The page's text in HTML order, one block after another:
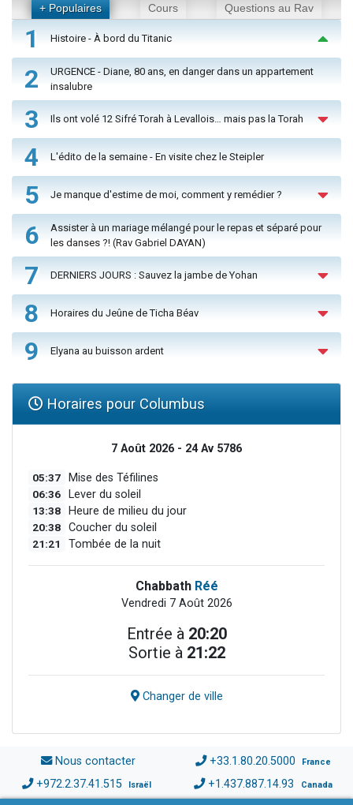
+ Populaires Cours Questions au Rav
1 Histoire - À bord du Titanic
2
URGENCE - Diane, 80 ans, en danger dans un appartement
insalubre
3 Ils ont volé 12 Sifré Torah à Levallois… mais pas la Torah
4 L'édito de la semaine - En visite chez le Steipler
5 Je manque d'estime de moi, comment y remédier ?
6
Assister à un mariage mélangé pour le repas et séparé pour
les danses ?! (Rav Gabriel DAYAN)
7 DERNIERS JOURS : Sauvez la jambe de Yohan
8 Horaires du Jeûne de Ticha Béav
9 Elyana au buisson ardent
Horaires pour Columbus
7 Août 2026 - 24 Av 5786
05:37 Mise des Téfilines
06:36 Lever du soleil
13:38 Heure de milieu du jour
20:38 Coucher du soleil
21:21 Tombée de la nuit
Chabbath Réé
Vendredi 7 Août 2026
Entrée à 20:20
Sortie à 21:22
Changer de ville
Nous contacter +33.1.80.20.5000 France
+972.2.37.41.515 Israël +1.437.887.14.93 Canada